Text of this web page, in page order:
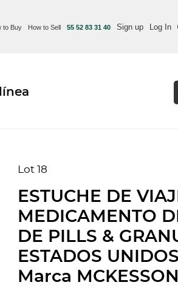
to Buy How to Sell 55 52 83 31 40 Sign up Log In
Lot 18
ESTUCHE DE
MEDICAMENTO
DE PILLS &
ESTADOS
Marca